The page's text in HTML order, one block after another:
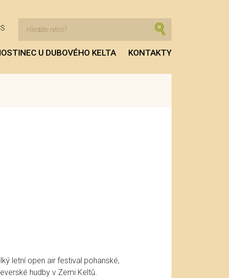
U DUBOVÉHO KELTA KONTAKTY
letní open air festival pohanské,
hudby v Zemi Keltů.